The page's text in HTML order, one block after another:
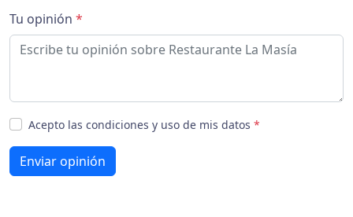
Tu opinión *
Acepto las condiciones y uso de mis datos *
Enviar opinión